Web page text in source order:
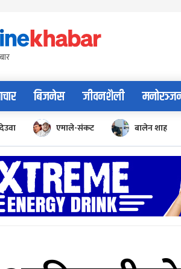
बिजनेस जीवनशैली
एमाले-संकट बालेन शाह